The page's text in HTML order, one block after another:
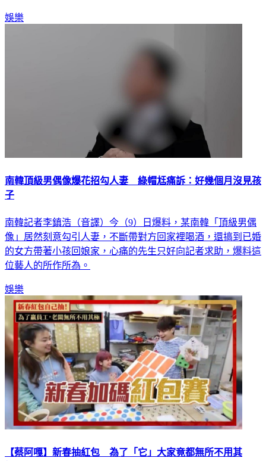
娛樂
南韓頂級男偶像爆花招勾人妻 綠帽尪痛訴：好幾個月沒見孩
子
南韓記者李鎮浩（音譯）今（9）日爆料，某南韓「頂級男偶
像」居然刻意勾引人妻，不斷帶對方回家裡喝酒，還搞到已婚
的女方帶著小孩回娘家，心痛的先生只好向記者求助，爆料這
位藝人的所作所為。
娛樂
【蔡阿嘎】新春抽紅包 為了「它」大家竟都無所不用其